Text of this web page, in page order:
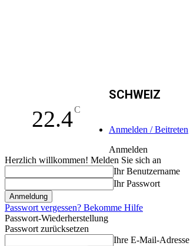
22.4C
SCHWEIZ
Anmelden / Beitreten
Anmelden
Herzlich willkommen! Melden Sie sich an
Ihr Benutzername
Ihr Passwort
Passwort vergessen? Bekomme Hilfe
Passwort-Wiederherstellung
Passwort zurücksetzen
Ihre E-Mail-Adresse